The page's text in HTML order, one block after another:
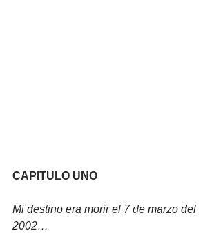
CAPITULO UNO
Mi destino era morir el 7 de marzo del
2002…